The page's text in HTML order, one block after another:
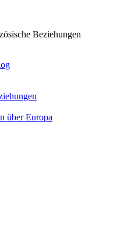
Beziehungen
über Europa